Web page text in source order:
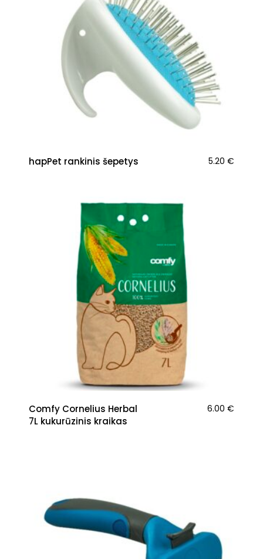
hapPet rankinis šepetys 5.20 €
Comfy Cornelius Herbal
7L kukurūzinis kraikas
6.00 €